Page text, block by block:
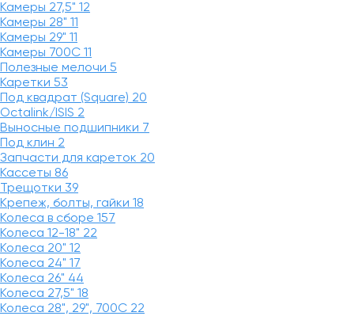
Камеры 27,5" 12
Камеры 28" 11
Камеры 29" 11
Камеры 700C 11
Полезные мелочи 5
Каретки 53
Под квадрат (Square) 20
Octalink/ISIS 2
Выносные подшипники 7
Под клин 2
Запчасти для кареток 20
Кассеты 86
Трещотки 39
Крепеж, болты, гайки 18
Колеса в сборе 157
Колеса 12-18" 22
Колеса 20" 12
Колеса 24" 17
Колеса 26" 44
Колеса 27,5" 18
Колеса 28", 29", 700С 22